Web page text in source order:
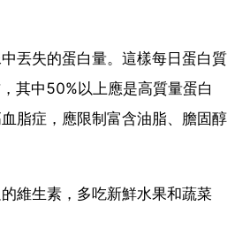
丟失的蛋白量。這樣每日蛋白質
其中50%以上應是高質量蛋白
脂症，應限制富含油脂、膽固醇
維生素，多吃新鮮水果和蔬菜